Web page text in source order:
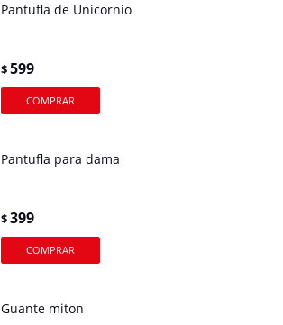
Pantufla de Unicornio
$599
Pantufla para dama
$399
Guante miton